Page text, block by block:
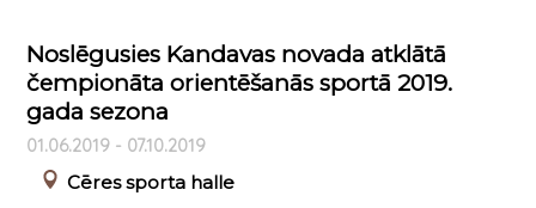
Noslēgusies Kandavas novada atklātā
čempionāta orientēšanās sportā 2019.
gada sezona
01.06.2019 - 07.10.2019
Cēres sporta halle